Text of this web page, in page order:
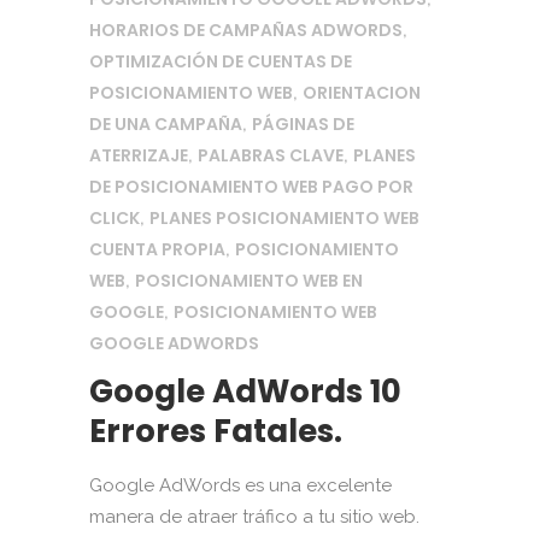
HORARIOS DE CAMPAÑAS ADWORDS,
OPTIMIZACIÓN DE CUENTAS DE
POSICIONAMIENTO WEB, ORIENTACION
DE UNA CAMPAÑA, PÁGINAS DE
ATERRIZAJE, PALABRAS CLAVE, PLANES
DE POSICIONAMIENTO WEB PAGO POR
CLICK, PLANES POSICIONAMIENTO WEB
CUENTA PROPIA, POSICIONAMIENTO
WEB, POSICIONAMIENTO WEB EN
GOOGLE, POSICIONAMIENTO WEB
GOOGLE ADWORDS
Google AdWords 10
Errores Fatales.
Google AdWords es una excelente
manera de atraer tráfico a tu sitio web.